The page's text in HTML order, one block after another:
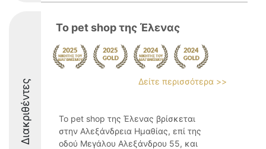
Διακριθέντες
Το pet shop της Έλενας
Δείτε περισσότερα >>
Το pet shop της Έλενας βρίσκεται
στην Αλεξάνδρεια Ημαθίας, επί της
οδού Μεγάλου Αλεξάνδρου 55, και